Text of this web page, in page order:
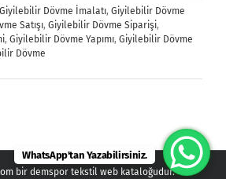
Giyilebilir Dövme İmalatı, Giyilebilir Dövme
Satışı, Giyilebilir Dövme Siparişi,
, Giyilebilir Dövme Yapımı, Giyilebilir Dövme
Dövme
bir demspor tekstil web kataloğudur.
WhatsApp'tan Yazabilirsiniz.